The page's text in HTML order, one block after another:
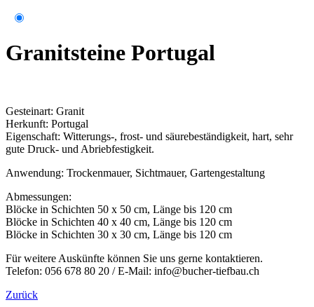
Granitsteine Portugal
Gesteinart: Granit
Herkunft: Portugal
Eigenschaft: Witterungs-, frost- und säurebeständigkeit, hart, sehr
gute Druck- und Abriebfestigkeit.
Anwendung: Trockenmauer, Sichtmauer, Gartengestaltung
Abmessungen:
Blöcke in Schichten 50 x 50 cm, Länge bis 120 cm
Blöcke in Schichten 40 x 40 cm, Länge bis 120 cm
Blöcke in Schichten 30 x 30 cm, Länge bis 120 cm
Für weitere Auskünfte können Sie uns gerne kontaktieren.
Telefon: 056 678 80 20 / E-Mail: info@bucher-tiefbau.ch
Zurück